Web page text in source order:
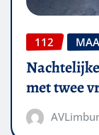
112
met twee